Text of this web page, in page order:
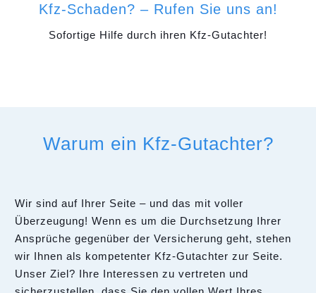
Kfz-Schaden? – Rufen Sie uns an!
Sofortige Hilfe durch ihren Kfz-Gutachter!
Warum ein Kfz-Gutachter?
Wir sind auf Ihrer Seite – und das mit voller
Überzeugung! Wenn es um die Durchsetzung Ihrer
Ansprüche gegenüber der Versicherung geht, stehen
wir Ihnen als kompetenter Kfz-Gutachter zur Seite.
Unser Ziel? Ihre Interessen zu vertreten und